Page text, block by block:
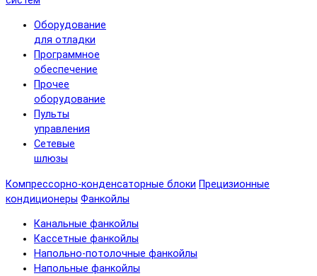
Оборудование
для отладки
Программное
обеспечение
Прочее
оборудование
Пульты
управления
Сетевые
шлюзы
Компрессорно-конденсаторные блоки Прецизионные
кондиционеры Фанкойлы
Канальные фанкойлы
Кассетные фанкойлы
Напольно-потолочные фанкойлы
Напольные фанкойлы